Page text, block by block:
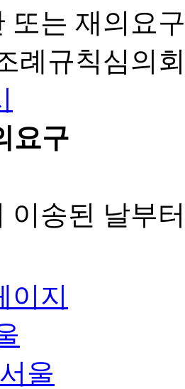
또는 재의요
례규칙심의
요구
이송된 날부
이지
울